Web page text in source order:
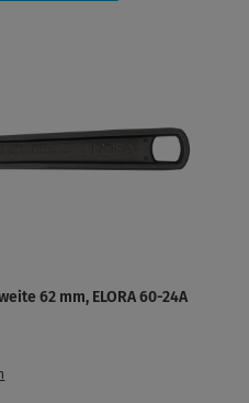
62 mm, ELORA 60-24A